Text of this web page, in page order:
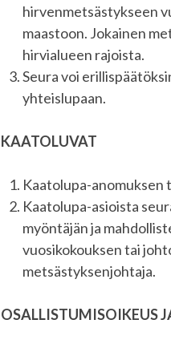
hirvenmetsästykseen
maastoon. Jokainen
hirvialueen rajoista.
Seura voi
yhteislupaan.
KAATOLUVAT
Kaatolupa-anomuksen
Kaatolupa-asioista
myöntäjän ja
vuosikokouksen tai
metsästyksenjohtaja.
OSALLISTUMISOIKEUS